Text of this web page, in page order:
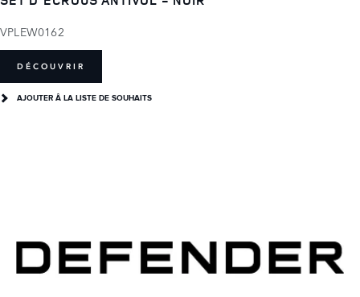
VPLEW0162
DÉCOUVRIR
AJOUTER Â LA LISTE DE SOUHAITS